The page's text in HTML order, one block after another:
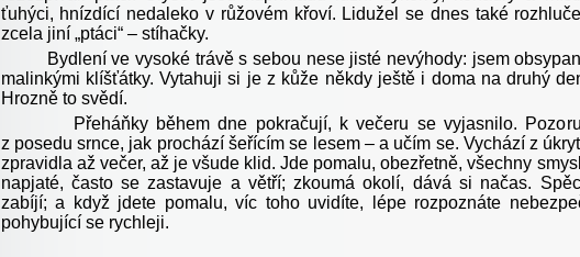
ťuhýci, hnízdící nedaleko v růžovém křoví. Lidužel se dnes také
zcela jiní „ptáci“ – stíhačky.
Bydlení ve vysoké trávě s sebou nese jisté nevýhody: jsem
malinkými klíšťátky. Vytahuji si je z kůže někdy ještě i doma na druhý
Hrozně to svědí.
Přeháňky během dne pokračují, k večeru se vyjasnilo.
z posedu srnce, jak prochází šeřícím se lesem – a učím se. Vychází z
zpravidla až večer, až je všude klid. Jde pomalu, obezřetně, všechny
napjaté, často se zastavuje a větří; zkoumá okolí, dává si načas.
zabíjí; a když jdete pomalu, víc toho uvidíte, lépe rozpoznáte
pohybující se rychleji.